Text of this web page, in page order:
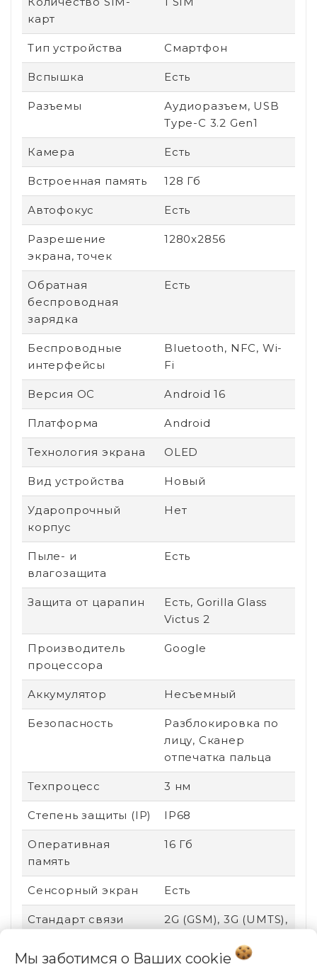
карт
Тип устройства Смартфон
Вспышка Есть
Разъемы
Аудиоразъем, USB
Type-C 3.2 Gen1
Камера Есть
Встроенная память 128 Гб
Автофокус Есть
Разрешение
экрана, точек
1280x2856
Обратная
беспроводная
зарядка
Есть
Беспроводные
интерфейсы
Bluetooth, NFC, Wi-
Fi
Версия ОС Android 16
Платформа Android
Технология экрана OLED
Вид устройства Новый
Ударопрочный
корпус
Нет
Пыле- и
влагозащита
Есть
Защита от царапин
Есть, Gorilla Glass
Victus 2
Производитель
процессора
Google
Аккумулятор Несъемный
Безопасность
Разблокировка по
лицу, Сканер
отпечатка пальца
Техпроцесс 3 нм
Степень защиты (IP) IP68
Оперативная
память
16 Гб
Сенсорный экран Есть
Стандарт связи
2G (GSM), 3G (UMTS),
Мы заботимся о Ваших cookie